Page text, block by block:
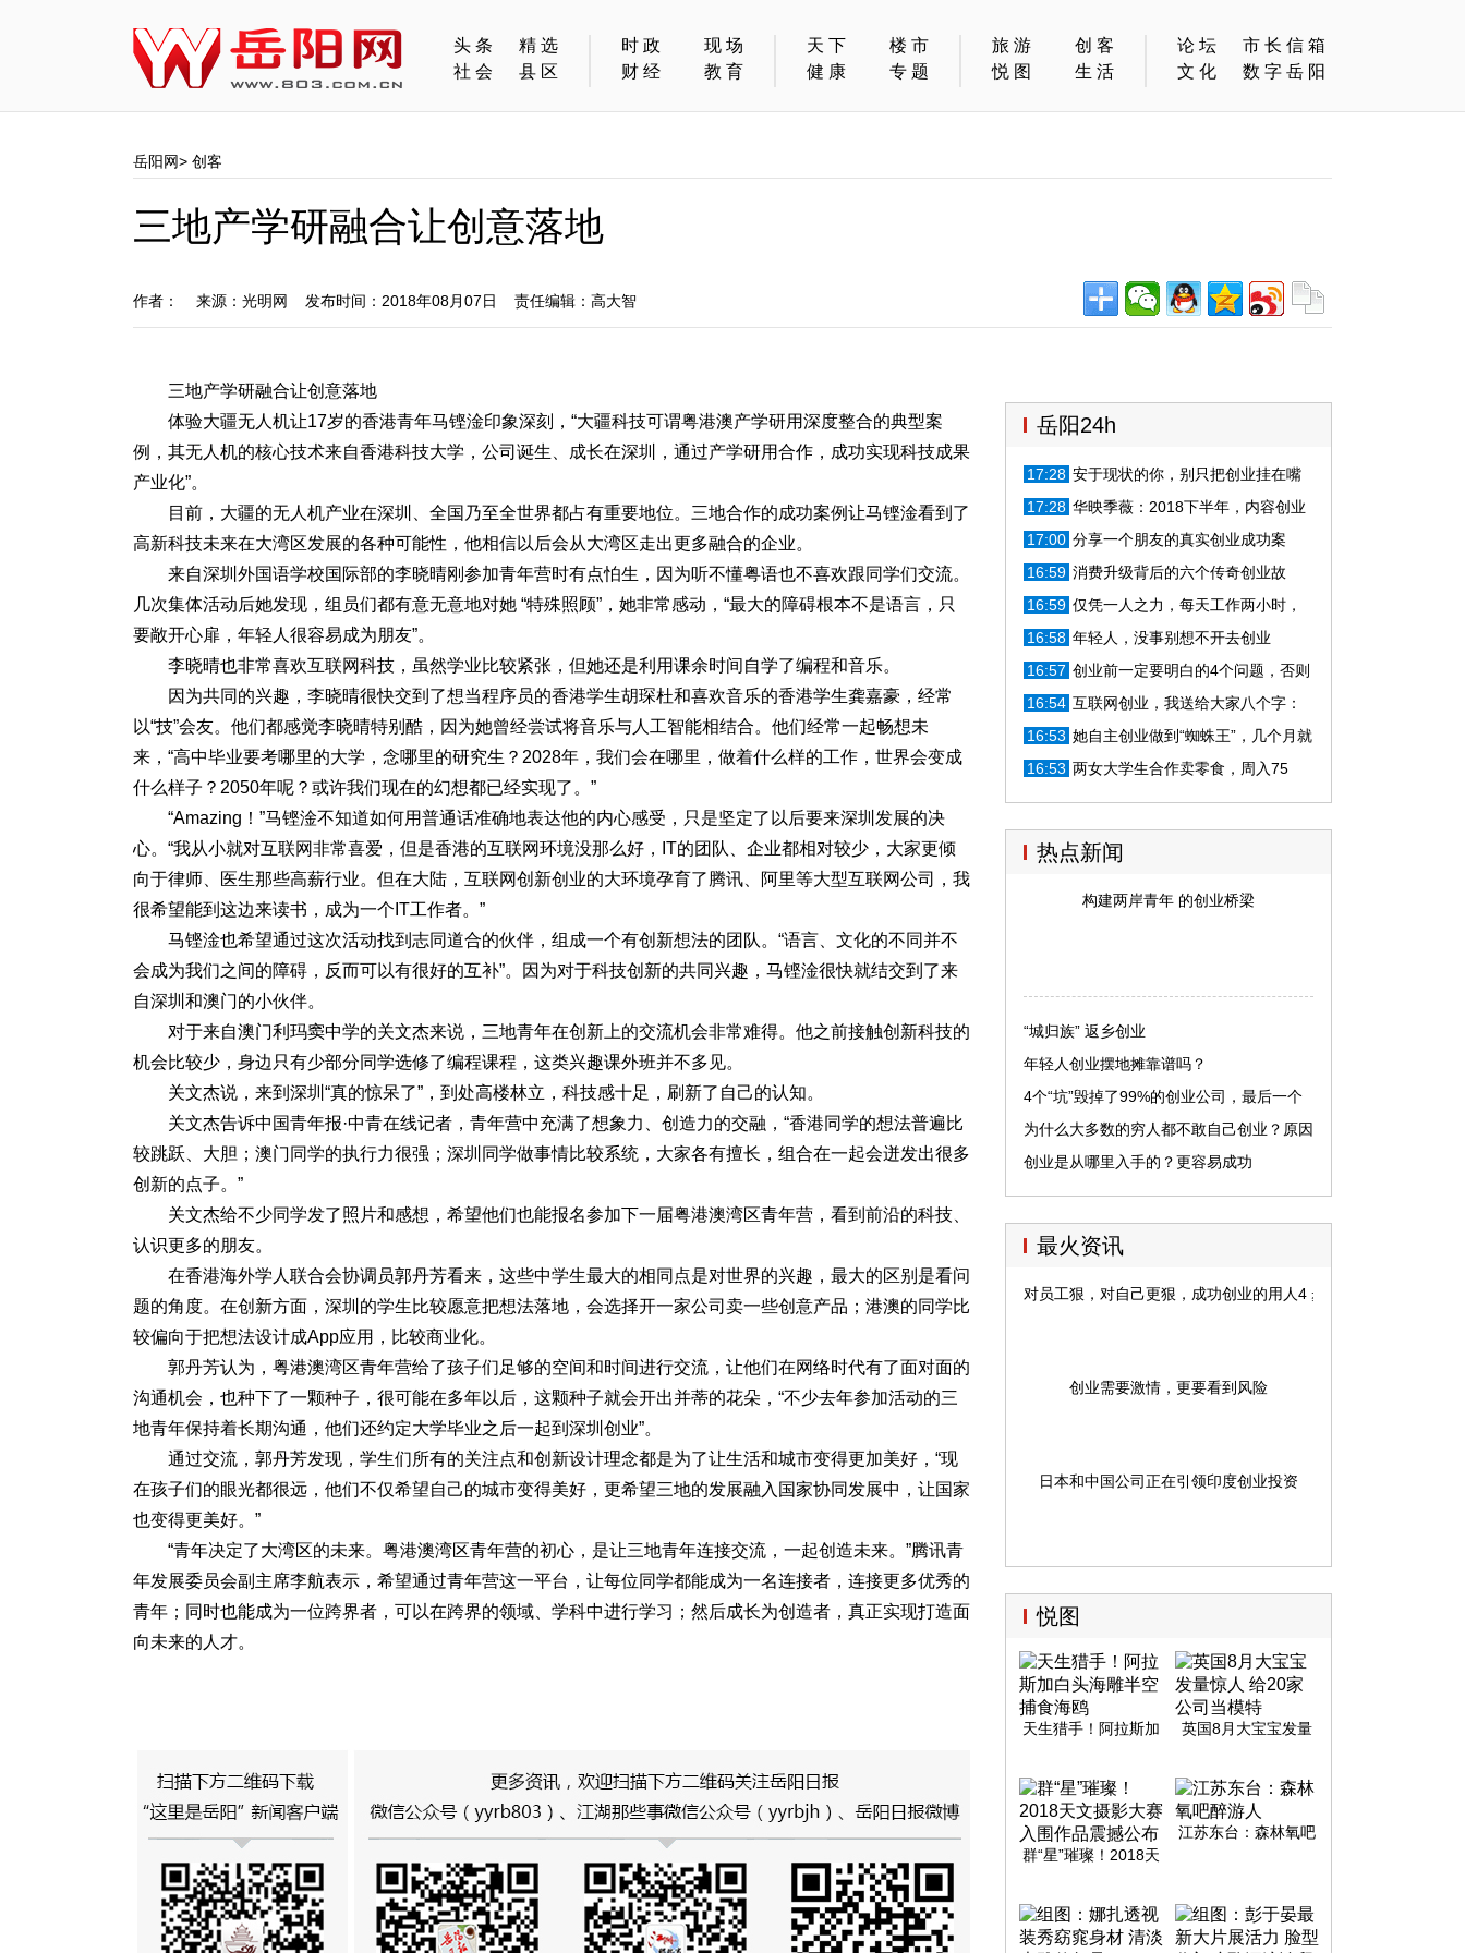
头条
精选
社会
县区
时政
现场
财经
教育
天下
楼市
健康
专题
旅游
创客
悦图
生活
论坛
市长信箱
文化
数字岳阳
岳阳网> 创客
三地产学研融合让创意落地
作者： 来源：光明网 发布时间：2018年08月07日 责任编辑：高大智
三地产学研融合让创意落地
体验大疆无人机让17岁的香港青年马铿淦印象深刻，“大疆科技可谓粤港澳产学研用深度整合的典型案
例，其无人机的核心技术来自香港科技大学，公司诞生、成长在深圳，通过产学研用合作，成功实现科技成果
产业化”。
目前，大疆的无人机产业在深圳、全国乃至全世界都占有重要地位。三地合作的成功案例让马铿淦看到了
高新科技未来在大湾区发展的各种可能性，他相信以后会从大湾区走出更多融合的企业。
来自深圳外国语学校国际部的李晓晴刚参加青年营时有点怕生，因为听不懂粤语也不喜欢跟同学们交流。
几次集体活动后她发现，组员们都有意无意地对她 “特殊照顾”，她非常感动，“最大的障碍根本不是语言，只
要敞开心扉，年轻人很容易成为朋友”。
李晓晴也非常喜欢互联网科技，虽然学业比较紧张，但她还是利用课余时间自学了编程和音乐。
因为共同的兴趣，李晓晴很快交到了想当程序员的香港学生胡琛杜和喜欢音乐的香港学生龚嘉豪，经常
以“技”会友。他们都感觉李晓晴特别酷，因为她曾经尝试将音乐与人工智能相结合。他们经常一起畅想未
来，“高中毕业要考哪里的大学，念哪里的研究生？2028年，我们会在哪里，做着什么样的工作，世界会变成
什么样子？2050年呢？或许我们现在的幻想都已经实现了。”
“Amazing！”马铿淦不知道如何用普通话准确地表达他的内心感受，只是坚定了以后要来深圳发展的决
心。“我从小就对互联网非常喜爱，但是香港的互联网环境没那么好，IT的团队、企业都相对较少，大家更倾
向于律师、医生那些高薪行业。但在大陆，互联网创新创业的大环境孕育了腾讯、阿里等大型互联网公司，我
很希望能到这边来读书，成为一个IT工作者。”
马铿淦也希望通过这次活动找到志同道合的伙伴，组成一个有创新想法的团队。“语言、文化的不同并不
会成为我们之间的障碍，反而可以有很好的互补”。因为对于科技创新的共同兴趣，马铿淦很快就结交到了来
自深圳和澳门的小伙伴。
对于来自澳门利玛窦中学的关文杰来说，三地青年在创新上的交流机会非常难得。他之前接触创新科技的
机会比较少，身边只有少部分同学选修了编程课程，这类兴趣课外班并不多见。
关文杰说，来到深圳“真的惊呆了”，到处高楼林立，科技感十足，刷新了自己的认知。
关文杰告诉中国青年报·中青在线记者，青年营中充满了想象力、创造力的交融，“香港同学的想法普遍比
较跳跃、大胆；澳门同学的执行力很强；深圳同学做事情比较系统，大家各有擅长，组合在一起会迸发出很多
创新的点子。”
关文杰给不少同学发了照片和感想，希望他们也能报名参加下一届粤港澳湾区青年营，看到前沿的科技、
认识更多的朋友。
在香港海外学人联合会协调员郭丹芳看来，这些中学生最大的相同点是对世界的兴趣，最大的区别是看问
题的角度。在创新方面，深圳的学生比较愿意把想法落地，会选择开一家公司卖一些创意产品；港澳的同学比
较偏向于把想法设计成App应用，比较商业化。
郭丹芳认为，粤港澳湾区青年营给了孩子们足够的空间和时间进行交流，让他们在网络时代有了面对面的
沟通机会，也种下了一颗种子，很可能在多年以后，这颗种子就会开出并蒂的花朵，“不少去年参加活动的三
地青年保持着长期沟通，他们还约定大学毕业之后一起到深圳创业”。
通过交流，郭丹芳发现，学生们所有的关注点和创新设计理念都是为了让生活和城市变得更加美好，“现
在孩子们的眼光都很远，他们不仅希望自己的城市变得美好，更希望三地的发展融入国家协同发展中，让国家
也变得更美好。”
“青年决定了大湾区的未来。粤港澳湾区青年营的初心，是让三地青年连接交流，一起创造未来。”腾讯青
年发展委员会副主席李航表示，希望通过青年营这一平台，让每位同学都能成为一名连接者，连接更多优秀的
青年；同时也能成为一位跨界者，可以在跨界的领域、学科中进行学习；然后成长为创造者，真正实现打造面
向未来的人才。
岳阳24h
17:28 安于现状的你，别只把创业挂在嘴
上！
17:28 华映季薇：2018下半年，内容创业
要“死磕”的3个问题
17:00 分享一个朋友的真实创业成功案
例，虽然不多，月入几万是够了
16:59 消费升级背后的六个传奇创业故
事，看完你有什么启发？
16:59 仅凭一人之力，每天工作两小时，
就赚取了5.75亿美元
16:58 年轻人，没事别想不开去创业
16:57 创业前一定要明白的4个问题，否则
别创业
16:54 互联网创业，我送给大家八个字：
纹丝不动，从一而终
16:53 她自主创业做到“蜘蛛王”，几个月就
收入80万元
16:53 两女大学生合作卖零食，周入75
万，目前已获500万投资
热点新闻
构建两岸青年 的创业桥梁
“城归族” 返乡创业
年轻人创业摆地摊靠谱吗？
4个“坑”毁掉了99%的创业公司，最后一个
让人哭笑不得
为什么大多数的穷人都不敢自己创业？原因
真的说的太精辟！
创业是从哪里入手的？更容易成功
最火资讯
对员工狠，对自己更狠，成功创业的用人4 步法
创业需要激情，更要看到风险
日本和中国公司正在引领印度创业投资
悦图
天生猎手！阿拉斯加
英国8月大宝宝发量
群“星”璀璨！2018天
江苏东台：森林氧吧